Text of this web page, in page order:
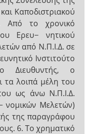
Καποδιστριακού
Από το χρονικό
Ερευ− νητικού
από Ν.Π.Ι.Δ. σε
Ινστιτούτο
Διευθυντής, ο
τα λοιπά μέλη του
ως άνω Ν.Π.Ι.Δ.
νομικών Μελετών)
της παραγράφου
6. Το χρηματικό